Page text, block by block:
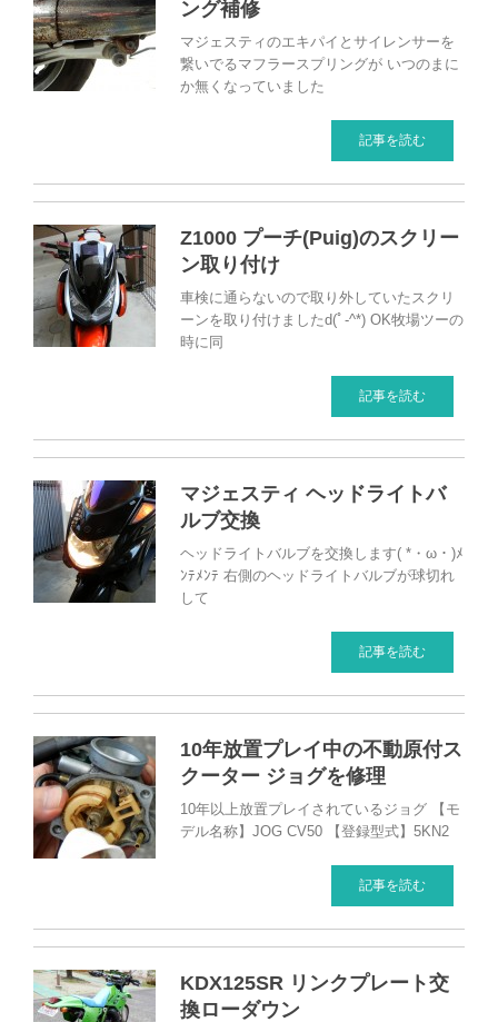
ング補修
マジェスティのエキパイとサイレンサーを
繋いでるマフラースプリングが いつのまに
か無くなっていました
記事を読む
Z1000 プーチ(Puig)のスクリー
ン取り付け
車検に通らないので取り外していたスクリ
ーンを取り付けましたd(ﾟ-^*) OK牧場ツーの
時に同
記事を読む
マジェスティ ヘッドライトバ
ルブ交換
ヘッドライトバルブを交換します( *・ω・)ﾒ
ﾝﾃﾒﾝﾃ 右側のヘッドライトバルブが球切れ
して
記事を読む
10年放置プレイ中の不動原付ス
クーター ジョグを修理
10年以上放置プレイされているジョグ 【モ
デル名称】JOG CV50 【登録型式】5KN2
記事を読む
KDX125SR リンクプレート交
換ローダウン